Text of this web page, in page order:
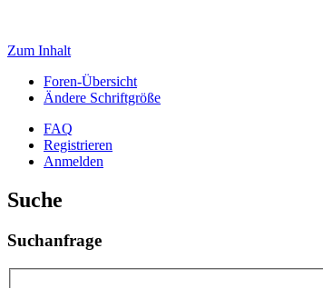
Zum Inhalt
Foren-Übersicht
Ändere Schriftgröße
FAQ
Registrieren
Anmelden
Suche
Suchanfrage